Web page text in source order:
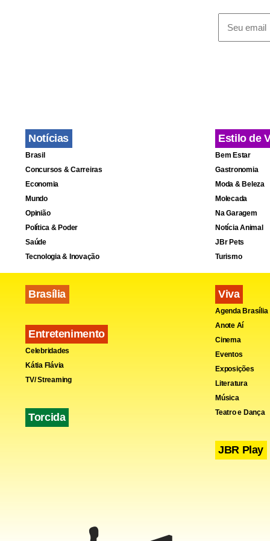
Notícias
Brasil
Concursos & Carreiras
Economia
Mundo
Opinião
Política & Poder
Saúde
Tecnologia & Inovação
Brasília
Entretenimento
Celebridades
Kátia Flávia
TV/ Streaming
Torcida
Estilo de
Bem Estar
Gastronomia
Moda & Beleza
Molecada
Na Garagem
Notícia Animal
JBr Pets
Turismo
Viva
Agenda Brasília
Anote Aí
Cinema
Eventos
Exposições
Literatura
Música
Teatro e Dança
JBR Play